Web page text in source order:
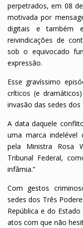
perpetrados, em 08
motivada por
digitais e também
reivindicações de
sob o equivocado
expressão.
Esse gravíssimo
críticos (e
invasão das sedes
A data daquele
uma marca indelével
pela Ministra Rosa
Tribunal Federal,
infâmia.”
Com gestos
sedes dos Três
República e do
atos com que não